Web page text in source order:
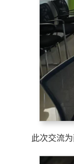
此次交流